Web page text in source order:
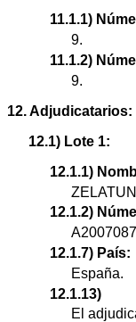
11.1.1)
9.
11.1.2)
9.
12. Adjudicatarios:
12.1) Lote 1:
12.1.1)
12.1.2)
12.1.7) País:
España.
12.1.13)
El